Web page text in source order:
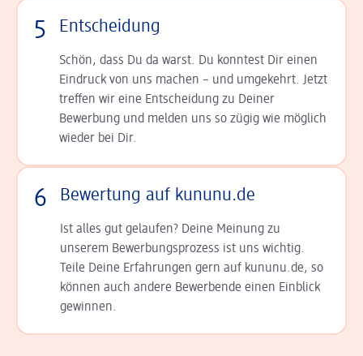
5 Entscheidung
Schön, dass Du da warst. Du konntest Dir einen
Ein­druck von uns machen – und umgekehrt. Jetzt
tref­fen wir eine Entscheidung zu Deiner
Bewerbung und melden uns so zügig wie möglich
wieder bei Dir.
6 Bewertung auf kununu.de
Ist alles gut gelaufen? Deine Meinung zu
unserem Bewerbungsprozess ist uns wichtig.
Teile Deine Erfahrungen gern auf kununu.de, so
können auch andere Bewerbende einen Einblick
gewinnen.